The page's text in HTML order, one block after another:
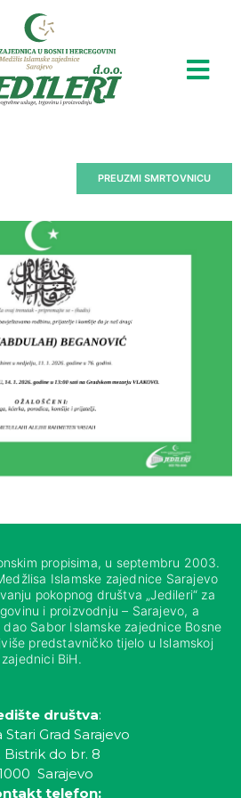
PREUZMI SMRTOVNICU
propisima, u septembru 2003.
Islamske zajednice Sarajevo
pokopnog društva „Jedileri“ za
i proizvodnju – Sarajevo, a
Sabor Islamske zajednice Bosne
predstavničko tijelo u Islamskoj
zajednici BiH.
društva:
Stari Grad Sarajevo
Bistrik do br. 8
Sarajevo
telefon: